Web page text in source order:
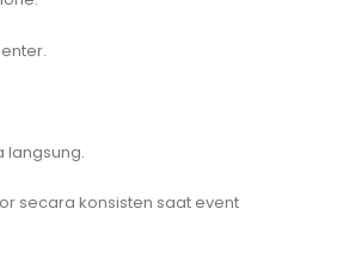
langsung.
secara konsisten saat event